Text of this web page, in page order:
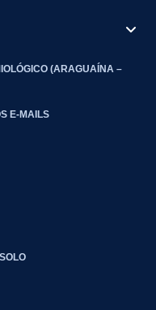
(ARAGUAÍNA –
E-MAILS